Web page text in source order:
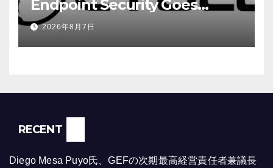
Endpoint Security Goes
Beyond Detection, Unveils
the Next Evolution of Titan at
Black Hat USA 2026
2026年8月7日
RECENT
Diego Mesa Puyo氏、GEFの次期最高経営責任者兼議長